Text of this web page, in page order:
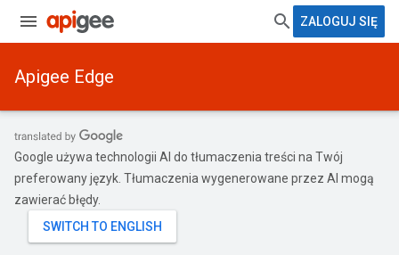
ZALOGUJ SIĘ
Apigee Edge
Google używa technologii AI do tłumaczenia treści na Twój
preferowany język. Tłumaczenia wygenerowane przez AI mogą
zawierać błędy.